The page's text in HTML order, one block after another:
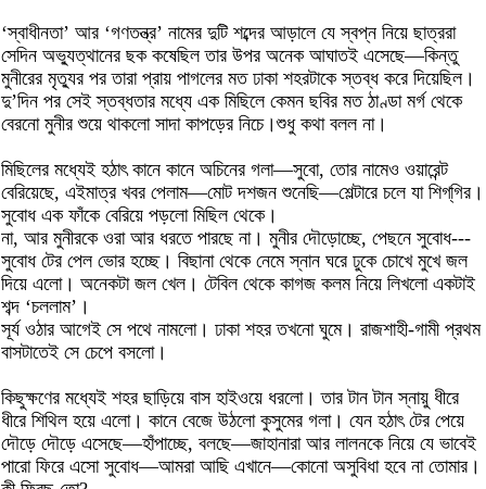
‘স্বাধীনতা’ আর ‘গণতন্ত্র’ নামের দুটি শব্দের আড়ালে যে স্বপ্ন নিয়ে ছাত্ররা
সেদিন অভ্যুত্থানের ছক কষেছিল তার উপর অনেক আঘাতই এসেছে—কিন্তু
মুনীরের মৃত্যুর পর তারা প্রায় পাগলের মত ঢাকা শহরটাকে স্তব্ধ করে দিয়েছিল।
দু’দিন পর সেই স্তব্ধতার মধ্যে এক মিছিলে কেমন ছবির মত ঠাণ্ডা মর্গ থেকে
বেরনো মুনীর শুয়ে থাকলো সাদা কাপড়ের নিচে।শুধু কথা বলল না।
মিছিলের মধ্যেই হঠাৎ কানে কানে অচিনের গলা—সুবো, তোর নামেও ওয়ারেন্ট
বেরিয়েছে, এইমাত্র খবর পেলাম—মোট দশজন শুনেছি—শেল্টারে চলে যা শিগ্‌গির।
সুবোধ এক ফাঁকে বেরিয়ে পড়লো মিছিল থেকে।
না, আর মুনীরকে ওরা আর ধরতে পারছে না। মুনীর দৌড়োচ্ছে, পেছনে সুবোধ---
সুবোধ টের পেল ভোর হচ্ছে। বিছানা থেকে নেমে স্নান ঘরে ঢুকে চোখে মুখে জল
দিয়ে এলো। অনেকটা জল খেল। টেবিল থেকে কাগজ কলম নিয়ে লিখলো একটাই
শব্দ ‘চললাম’।
সূর্য ওঠার আগেই সে পথে নামলো। ঢাকা শহর তখনো ঘুমে। রাজশাহী-গামী প্রথম
বাসটাতেই সে চেপে বসলো।
কিছুক্ষণের মধ্যেই শহর ছাড়িয়ে বাস হাইওয়ে ধরলো। তার টান টান স্নায়ু ধীরে
ধীরে শিথিল হয়ে এলো। কানে বেজে উঠলো কুসুমের গলা। যেন হঠাৎ টের পেয়ে
দৌড়ে দৌড়ে এসেছে—হাঁপাচ্ছে, বলছে—জাহানারা আর লালনকে নিয়ে যে ভাবেই
পারো ফিরে এসো সুবোধ—আমরা আছি এখানে—কোনো অসুবিধা হবে না তোমার।